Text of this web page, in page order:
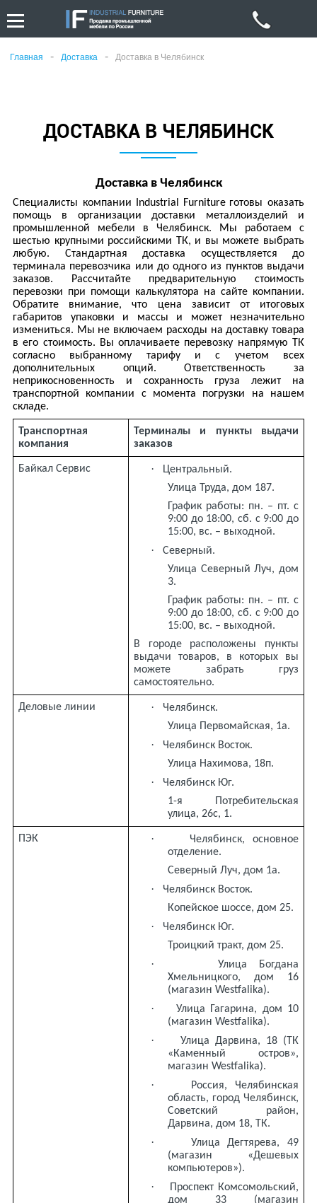
Главная - Доставка - Доставка в Челябинск
ДОСТАВКА В ЧЕЛЯБИНСК
Доставка в Челябинск
Специалисты компании Industrial Furniture готовы оказать
помощь в организации доставки металлоизделий и
промышленной мебели в Челябинск. Мы работаем с
шестью крупными российскими ТК, и вы можете выбрать
любую. Стандартная доставка осуществляется до
терминала перевозчика или до одного из пунктов выдачи
заказов. Рассчитайте предварительную стоимость
перевозки при помощи калькулятора на сайте компании.
Обратите внимание, что цена зависит от итоговых
габаритов упаковки и массы и может незначительно
измениться. Мы не включаем расходы на доставку товара
в его стоимость. Вы оплачиваете перевозку напрямую ТК
согласно выбранному тарифу и с учетом всех
дополнительных опций. Ответственность за
неприкосновенность и сохранность груза лежит на
транспортной компании с момента погрузки на нашем
складе.
Транспортная
компания
Терминалы и пункты выдачи
заказов
Байкал Сервис ·
Центральный.
Улица Труда, дом 187.
График работы: пн. – пт. с
9:00 до 18:00, сб. с 9:00 до
15:00, вс. – выходной.
·
Северный.
Улица Северный Луч, дом
3.
График работы: пн. – пт. с
9:00 до 18:00, сб. с 9:00 до
15:00, вс. – выходной.
В городе расположены пункты
выдачи товаров, в которых вы
можете забрать груз
самостоятельно.
Деловые линии ·
Челябинск.
Улица Первомайская, 1а.
·
Челябинск Восток.
Улица Нахимова, 18п.
·
Челябинск Юг.
1-я Потребительская
улица, 26с, 1.
ПЭК ·
Челябинск, основное
отделение.
Северный Луч, дом 1а.
·
Челябинск Восток.
Копейское шоссе, дом 25.
·
Челябинск Юг.
Троицкий тракт, дом 25.
·
Улица Богдана
Хмельницкого, дом 16
(магазин Westfalika).
·
Улица Гагарина, дом 10
(магазин Westfalika).
·
Улица Дарвина, 18 (ТК
«Каменный остров»,
магазин Westfalika).
·
Россия, Челябинская
область, город Челябинск,
Советский район,
Дарвина, дом 18, ТК.
·
Улица Дегтярева, 49
(магазин «Дешевых
компьютеров»).
·
Проспект Комсомольский,
дом 33 (магазин